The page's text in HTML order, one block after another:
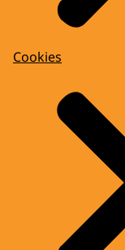
Cookies